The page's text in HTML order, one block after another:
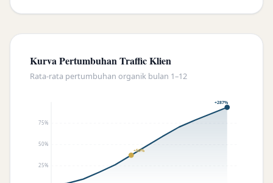
Kurva Pertumbuhan Traffic Klien
Rata-rata pertumbuhan organik bulan 1–12
25%
50%
75%
+50%
+287%